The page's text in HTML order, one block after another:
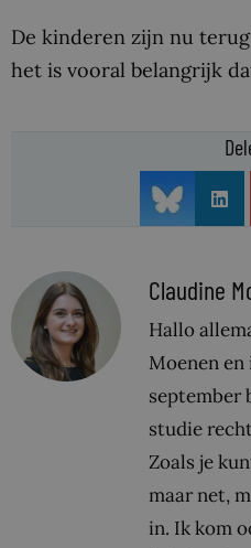
De kinderen zijn nu
het is vooral belangrijk
Claudine
Hallo
Moenen en
september
studie
Zoals je
maar net,
in. Ik kom